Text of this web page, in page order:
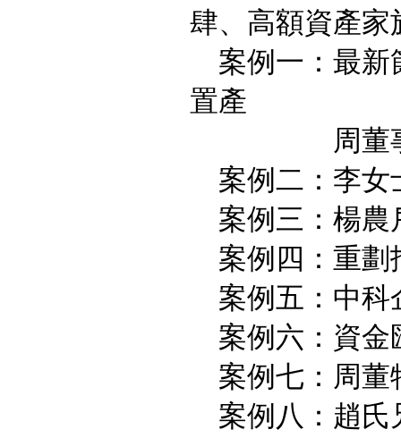
肆、高額資產家
案例一：最新
置產
周董事長
案例二：李女
案例三：楊農
案例四：重劃
案例五：中科
案例六：資金
案例七：周董
案例八：趙氏